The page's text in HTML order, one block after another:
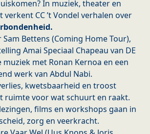
In muziek, theater en
verkent CC ’t Vondel verhalen over
Bettens (Coming Home Tour),
Amai Speciaal Chapeau van DE
muziek met Ronan Kernoa en een
werk van Abdul Nabi.
kwetsbaarheid en troost
ruimte voor wat schuurt en raakt.
films en workshops gaan in
zorg en veerkracht.